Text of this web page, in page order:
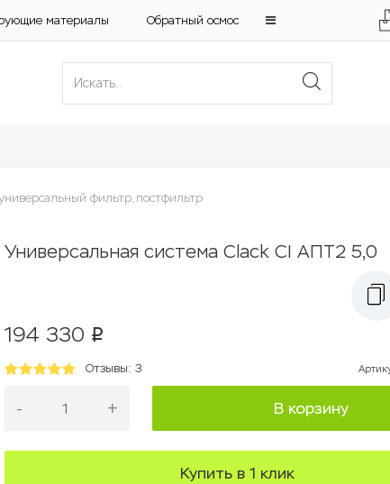
материалы Обратный осмос
фильтр, постфильтр
Универсальная система Clack CI АПТ2 5,0
194 330 p
Отзывы: 3
- + В корзину
Купить в 1 клик